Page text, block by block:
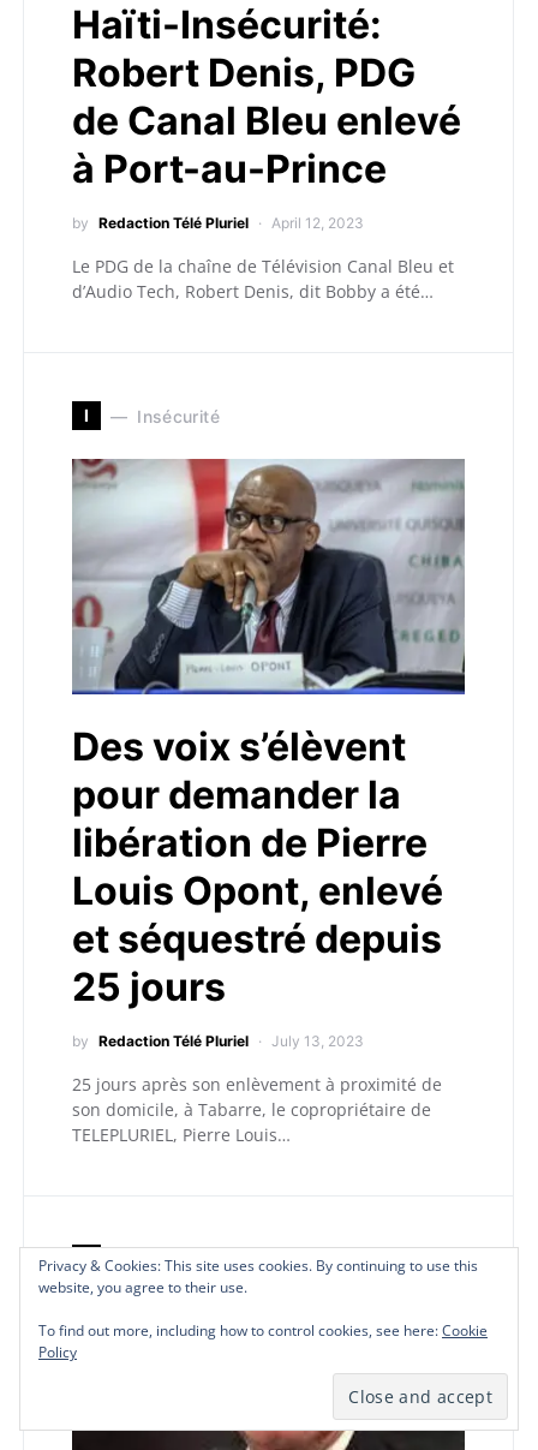
Haïti-Insécurité:
Robert Denis, PDG
de Canal Bleu enlevé
à Port-au-Prince
by Redaction Télé Pluriel April 12, 2023
Le PDG de la chaîne de Télévision Canal Bleu et
d’Audio Tech, Robert Denis, dit Bobby a été…
I Insécurité
Des voix s’élèvent
pour demander la
libération de Pierre
Louis Opont, enlevé
et séquestré depuis
25 jours
by Redaction Télé Pluriel July 13, 2023
25 jours après son enlèvement à proximité de
son domicile, à Tabarre, le copropriétaire de
TELEPLURIEL, Pierre Louis…
Insécurité
Privacy & Cookies: This site uses cookies. By continuing to use this
website, you agree to their use.
To find out more, including how to control cookies, see here:Cookie
Policy
Privacy & Cookies: This site uses cookies. By continuing to use this
website, you agree to their use.
To find out more, including how to control cookies, see here:Cookie
Policy
Privacy & Cookies: This site uses cookies. By continuing to use this
website, you agree to their use.
To find out more, including how to control cookies, see here:Cookie
Policy